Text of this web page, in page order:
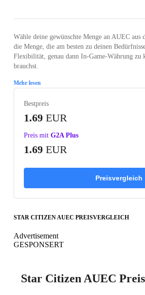
Wähle deine gewünschte Menge an AUEC aus
die Menge, die am besten zu deinen
Flexibilität, genau dann In-Game-Währung zu
brauchst.
Mehr lesen
Bestpreis
1.69 EUR
Preis mit G2A Plus
1.69 EUR
Preisvergleich
STAR CITIZEN AUEC PREISVERGLEICH
Advertisement
GESPONSERT
Star Citizen AUEC